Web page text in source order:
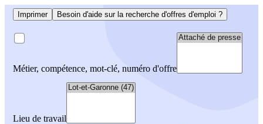
Imprimer Besoin d'aide sur la recherche d'offres d'emploi ?
Métier, compétence, mot-clé, numéro d'offre
Lieu de travail